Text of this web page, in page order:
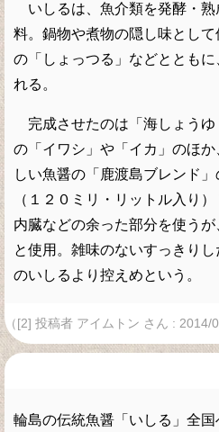
いしるは、魚介類を発酵・熟
料。鍋物や煮物の隠し味とし
の「しょっつる」などととも
れる。
完成させたのは「海しょうゆ
の「イワシ」や「イカ」のほ
しい魚醤の「鹿渡島ブレンド
（１２０ミリ・リットル入り
内臓などの余った部分を使う
と使用。雑味のないすっきり
のいしるより控えめという。
（[2] 投稿者 アイムトン さん : 2014/
輪島の伝統魚醤「いしる」全国